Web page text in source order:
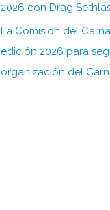
2026 con Drag
La Comisión del
edición 2026 para
organización del